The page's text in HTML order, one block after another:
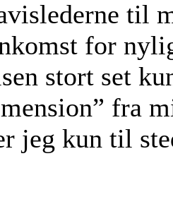
til
for
stort set
fra
jeg kun til